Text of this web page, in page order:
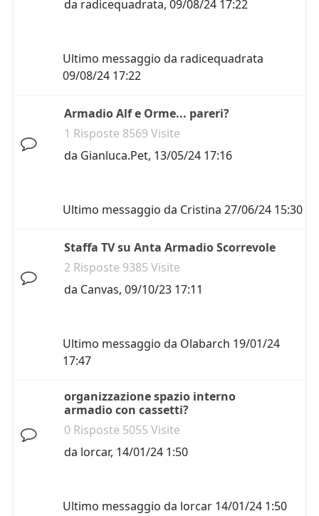
da radicequadrata, 09/08/24 17:22
Ultimo messaggio da radicequadrata
09/08/24 17:22
Armadio Alf e Orme... pareri?
1 Risposte 8569 Visite
da Gianluca.Pet, 13/05/24 17:16
Ultimo messaggio da Cristina 27/06/24 15:30
Staffa TV su Anta Armadio Scorrevole
2 Risposte 9385 Visite
da Canvas, 09/10/23 17:11
Ultimo messaggio da Olabarch 19/01/24
17:47
organizzazione spazio interno
armadio con cassetti?
0 Risposte 5055 Visite
da lorcar, 14/01/24 1:50
Ultimo messaggio da lorcar 14/01/24 1:50